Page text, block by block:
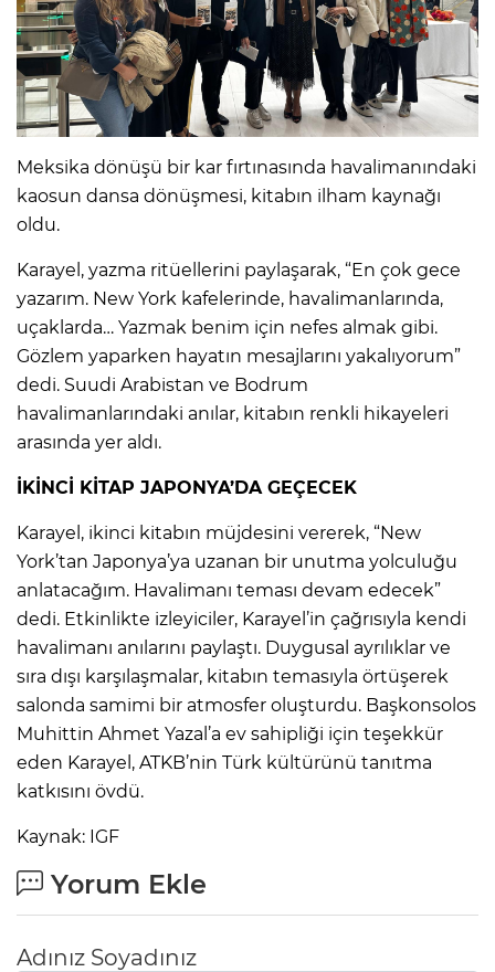
Meksika dönüşü bir kar fırtınasında havalimanındaki
kaosun dansa dönüşmesi, kitabın ilham kaynağı
oldu.
Karayel, yazma ritüellerini paylaşarak, “En çok gece
yazarım. New York kafelerinde, havalimanlarında,
uçaklarda… Yazmak benim için nefes almak gibi.
Gözlem yaparken hayatın mesajlarını yakalıyorum”
dedi. Suudi Arabistan ve Bodrum
havalimanlarındaki anılar, kitabın renkli hikayeleri
arasında yer aldı.
İKİNCİ KİTAP JAPONYA’DA GEÇECEK
Karayel, ikinci kitabın müjdesini vererek, “New
York’tan Japonya’ya uzanan bir unutma yolculuğu
anlatacağım. Havalimanı teması devam edecek”
dedi. Etkinlikte izleyiciler, Karayel’in çağrısıyla kendi
havalimanı anılarını paylaştı. Duygusal ayrılıklar ve
sıra dışı karşılaşmalar, kitabın temasıyla örtüşerek
salonda samimi bir atmosfer oluşturdu. Başkonsolos
Muhittin Ahmet Yazal’a ev sahipliği için teşekkür
eden Karayel, ATKB’nin Türk kültürünü tanıtma
katkısını övdü.
Kaynak: IGF
Yorum Ekle
Adınız Soyadınız